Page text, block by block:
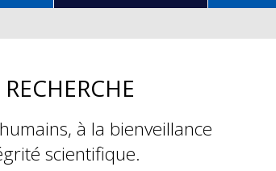
à la bienveillance
scientifique.